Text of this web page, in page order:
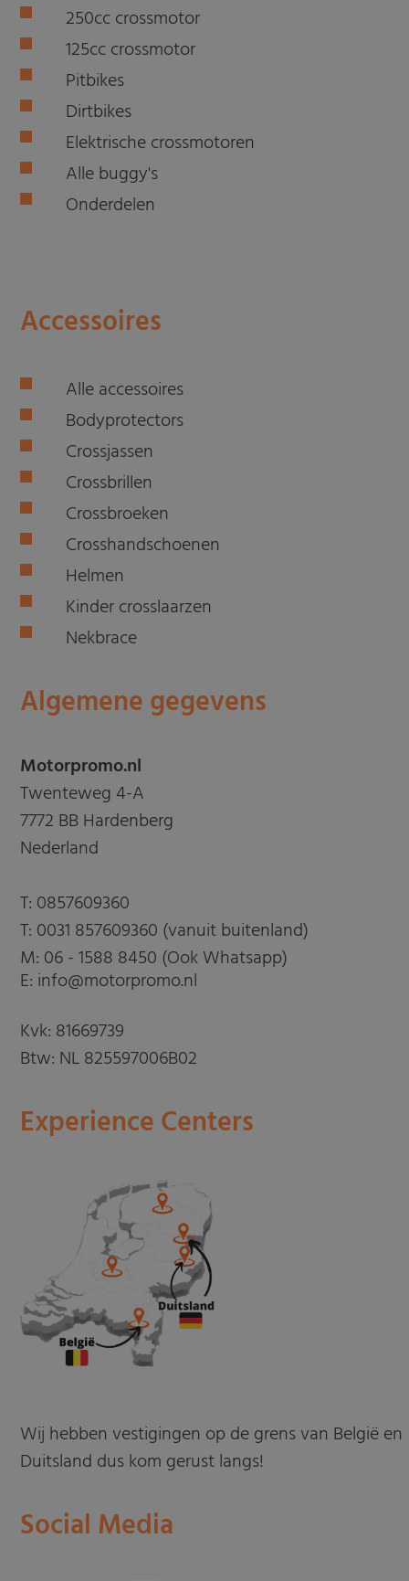
250cc crossmotor
125cc crossmotor
Pitbikes
Dirtbikes
Elektrische crossmotoren
Alle buggy's
Onderdelen
Accessoires
Alle accessoires
Bodyprotectors
Crossjassen
Crossbrillen
Crossbroeken
Crosshandschoenen
Helmen
Kinder crosslaarzen
Nekbrace
Algemene gegevens
Motorpromo.nl
Twenteweg 4-A
7772 BB Hardenberg
Nederland
T: 0857609360
T: 0031 857609360 (vanuit buitenland)
M: 06 - 1588 8450 (Ook Whatsapp)
E: info@motorpromo.nl
Kvk: 81669739
Btw: NL 825597006B02
Experience Centers
Wij hebben vestigingen op de grens van België en
Duitsland dus kom gerust langs!
Social Media